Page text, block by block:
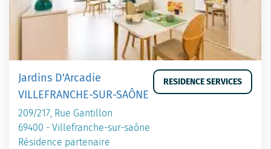
Jardins D'Arcadie
VILLEFRANCHE-SUR-SAÔNE
209/217, Rue Gantillon
69400 - Villefranche-sur-saône
Résidence partenaire
RESIDENCE SERVICES